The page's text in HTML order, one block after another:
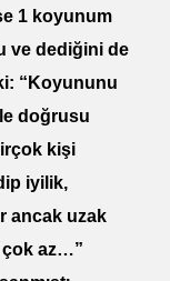
1 koyunum
ve dediğini de
“Koyununu
doğrusu
kişi
iyilik,
ancak uzak
çok az…”